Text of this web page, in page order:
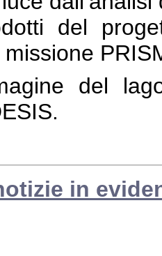
del
del
in